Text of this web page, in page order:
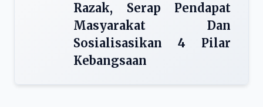
Razak, Serap Pendapat
Masyarakat Dan
Sosialisasikan 4 Pilar
Kebangsaan